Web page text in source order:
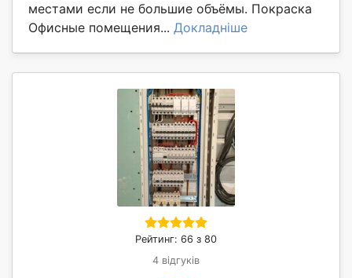
местами если не большие объёмы. Покраска
Офисные помещения... Докладніше
Рейтинг: 66 з 80
4 відгуків